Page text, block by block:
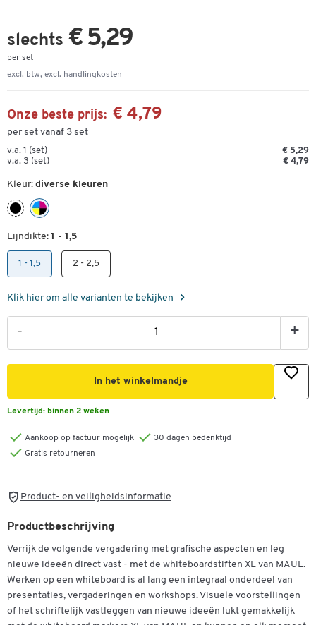
slechts € 5,29
per set
excl. btw, excl. handlingkosten
Onze beste prijs: € 4,79
per set vanaf 3 set
v.a. 1 (set)
€ 5,29
v.a. 3 (set)
€ 4,79
Kleur: diverse kleuren
Lijndikte: 1 - 1,5
1 - 1,5 2 - 2,5
Klik hier om alle varianten te bekijken
- +
In het winkelmandje
Levertijd: binnen 2 weken
Aankoop op factuur mogelijk
30 dagen bedenktijd
Gratis retourneren
Product- en veiligheidsinformatie
Productbeschrijving
Verrijk de volgende vergadering met grafische aspecten en leg
nieuwe ideeën direct vast - met de whiteboardstiften XL van MAUL.
Werken op een whiteboard is al lang een integraal onderdeel van
presentaties, vergaderingen en workshops. Visuele voorstellingen
of het schriftelijk vastleggen van nieuwe ideeën lukt gemakkelijk